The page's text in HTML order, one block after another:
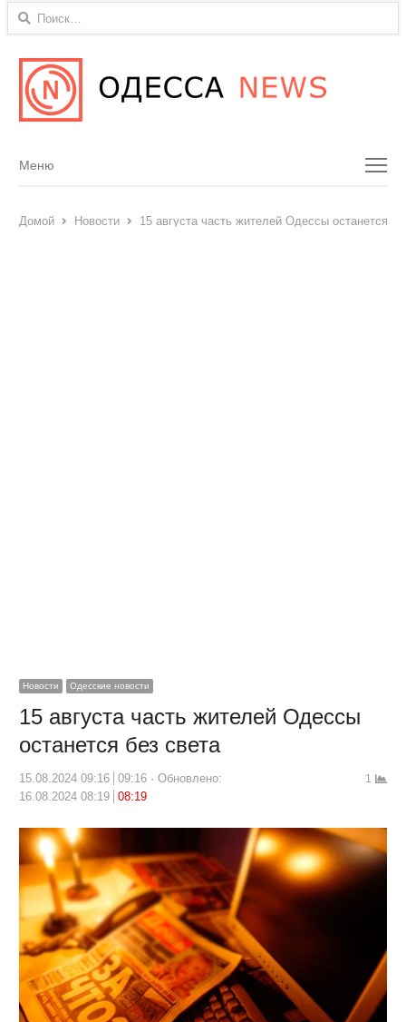
Найти:
Menu
Меню
Домой Новости 15 августа часть жителей Одессы останется
Новости Одесские новости
15 августа часть жителей Одессы
останется без света
15.08.2024 09:16 09:16
Обновлено:
16.08.2024 08:19
08:19
1